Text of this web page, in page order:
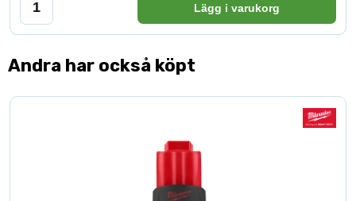
Lägg i varukorg
Andra har också köpt